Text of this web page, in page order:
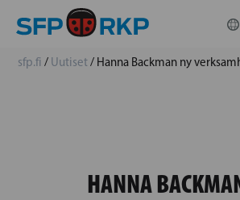
sfp.fi / Uutiset/ Hanna Backman ny
HANNA